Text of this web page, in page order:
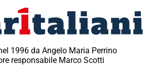
1996 da Angelo Maria Perrino
responsabile Marco Scotti